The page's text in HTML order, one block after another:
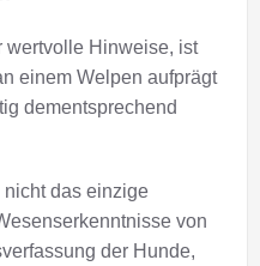
wertvolle Hinweise, ist
einem Welpen aufprägt
dementsprechend
nicht das einzige
von
der Hunde,